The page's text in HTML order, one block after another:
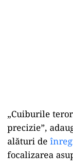
„Cuiburile
precizie”,
alături de
focalizarea